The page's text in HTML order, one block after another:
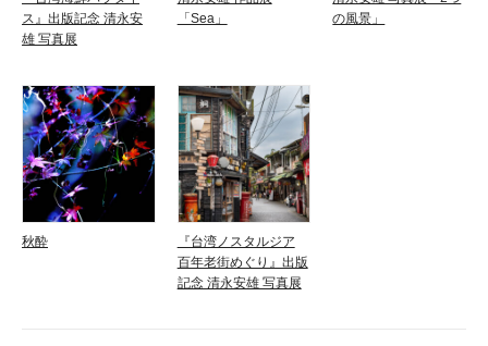
ス』出版記念 清永安
雄 写真展
「Sea」
の風景」
秋酔
『台湾ノスタルジア
百年老街めぐり』出版
記念 清永安雄 写真展